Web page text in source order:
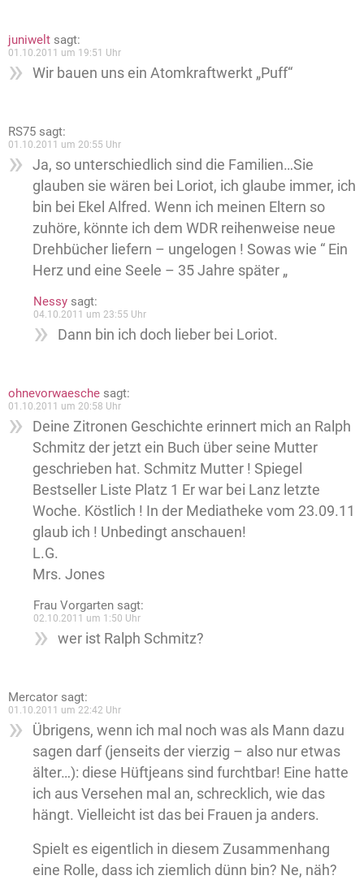
juniwelt sagt:
01.10.2011 um 19:51 Uhr
Wir bauen uns ein Atomkraftwerkt „Puff“
RS75 sagt:
01.10.2011 um 20:55 Uhr
Ja, so unterschiedlich sind die Familien…Sie
glauben sie wären bei Loriot, ich glaube immer, ich
bin bei Ekel Alfred. Wenn ich meinen Eltern so
zuhöre, könnte ich dem WDR reihenweise neue
Drehbücher liefern – ungelogen ! Sowas wie “ Ein
Herz und eine Seele – 35 Jahre später „
Nessy sagt:
04.10.2011 um 23:55 Uhr
Dann bin ich doch lieber bei Loriot.
ohnevorwaesche sagt:
01.10.2011 um 20:58 Uhr
Deine Zitronen Geschichte erinnert mich an Ralph
Schmitz der jetzt ein Buch über seine Mutter
geschrieben hat. Schmitz Mutter ! Spiegel
Bestseller Liste Platz 1 Er war bei Lanz letzte
Woche. Köstlich ! In der Mediatheke vom 23.09.11
glaub ich ! Unbedingt anschauen!
L.G.
Mrs. Jones
Frau Vorgarten sagt:
02.10.2011 um 1:50 Uhr
wer ist Ralph Schmitz?
Mercator sagt:
01.10.2011 um 22:42 Uhr
Übrigens, wenn ich mal noch was als Mann dazu
sagen darf (jenseits der vierzig – also nur etwas
älter…): diese Hüftjeans sind furchtbar! Eine hatte
ich aus Versehen mal an, schrecklich, wie das
hängt. Vielleicht ist das bei Frauen ja anders.
Spielt es eigentlich in diesem Zusammenhang
eine Rolle, dass ich ziemlich dünn bin? Ne, näh?